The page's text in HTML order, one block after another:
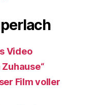
Video
Film voller